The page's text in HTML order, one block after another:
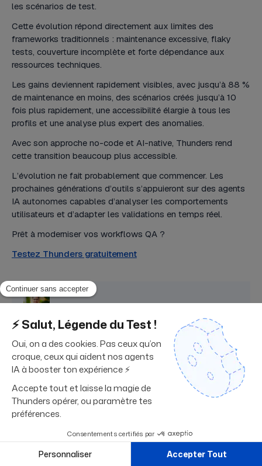
les scénarios de test.
Cette évolution répond directement aux limites des
frameworks traditionnels : maintenance excessive, flaky
tests, couverture incomplète et forte dépendance aux
ressources techniques.
Les gains deviennent rapidement visibles, avec jusqu’à 88 %
de maintenance en moins, des scénarios créés jusqu’à 10
fois plus rapidement, une accessibilité élargie à tous les
profils et une analyse plus expert des anomalies.
Avec son approche no-code et AI-native, Thunders rend
cette transition beaucoup plus accessible.
L’évolution ne fait probablement que commencer. Les
prochaines générations d’outils s’appuieront sur des agents
IA autonomes capables d’analyser les comportements
utilisateurs et d’adapter les validations en temps réel.
Prêt à moderniser vos workflows QA ?
Testez Thunders gratuitement
À propos de l'auteur
Jihed Othmani in
Cofondateur et CTO de Thunders, avec plus de 20
ans d'expérience en architecture cloud et en IA.
Auparavant cofondateur et CTO d'Expensya
(racheté par Medius en 2023), et ingénieur
logiciel chez Microsoft, Crédit Agricole et BNP
Paribas.